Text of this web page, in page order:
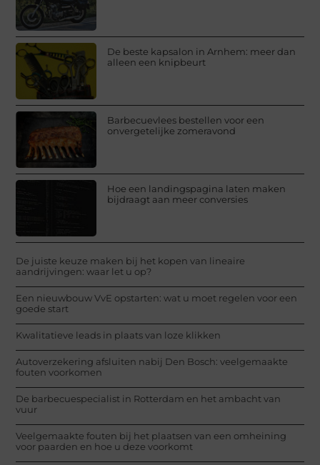
De beste kapsalon in Arnhem: meer dan
alleen een knipbeurt
Barbecuevlees bestellen voor een
onvergetelijke zomeravond
Hoe een landingspagina laten maken
bijdraagt aan meer conversies
De juiste keuze maken bij het kopen van lineaire
aandrijvingen: waar let u op?
Een nieuwbouw VvE opstarten: wat u moet regelen voor een
goede start
Kwalitatieve leads in plaats van loze klikken
Autoverzekering afsluiten nabij Den Bosch: veelgemaakte
fouten voorkomen
De barbecuespecialist in Rotterdam en het ambacht van
vuur
Veelgemaakte fouten bij het plaatsen van een omheining
voor paarden en hoe u deze voorkomt